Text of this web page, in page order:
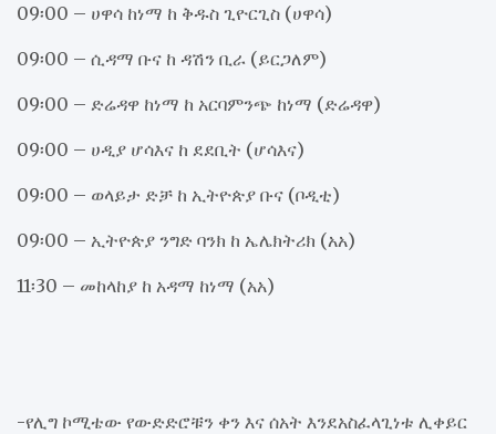
09፡00 – ሀዋሳ ከነማ ከ ቅዱስ ጊዮርጊስ (ሀዋሳ)
09፡00 – ሲዳማ ቡና ከ ዳሽን ቢራ (ይርጋለም)
09፡00 – ድሬዳዋ ከነማ ከ አርባምንጭ ከነማ (ድሬዳዋ)
09፡00 – ሀዲያ ሆሳእና ከ ደደቢት (ሆሳእና)
09፡00 – ወላይታ ድቻ ከ ኢትዮጵያ ቡና (ቦዲቲ)
09፡00 – ኢትዮጵያ ንግድ ባንክ ከ ኤሌክትሪክ (አአ)
11፡30 – መከላከያ ከ አዳማ ከነማ (አአ)
-የሊግ ኮሚቴው የውድድሮቹን ቀን እና ሰአት እንደአስፈላጊነቱ ሊቀይር